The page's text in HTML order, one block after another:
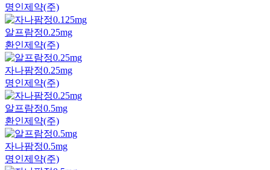
명인제약(주)
알프람정0.25mg
환인제약(주)
자나팜정0.25mg
명인제약(주)
알프람정0.5mg
환인제약(주)
자나팜정0.5mg
명인제약(주)